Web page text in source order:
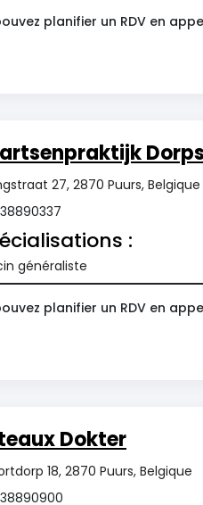
planifier un RDV en
27, 2870 Puurs, Belgique
:
généraliste
planifier un RDV en
Dokter
18, 2870 Puurs, Belgique